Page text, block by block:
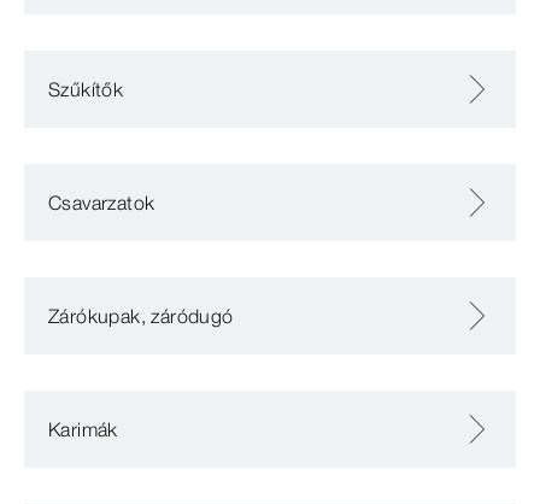
Szűkítők
Csavarzatok
Zárókupak, záródugó
Karimák